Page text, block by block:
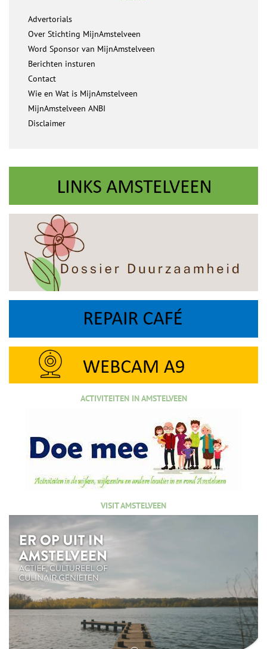
Advertorials
Over Stichting MijnAmstelveen
Word Sponsor van MijnAmstelveen
Berichten insturen
Contact
Wie en Wat is MijnAmstelveen
MijnAmstelveen ANBI
Disclaimer
ACTIVITEITEN IN AMSTELVEEN
VISIT AMSTELVEEN